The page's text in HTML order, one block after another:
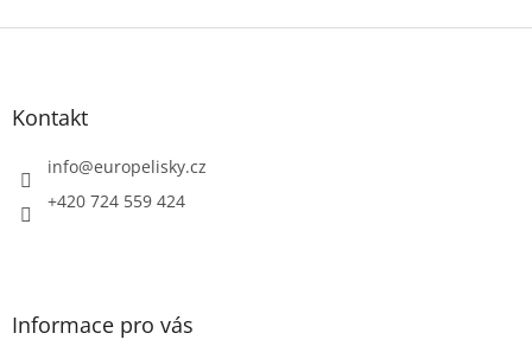
Z
Kontakt
info@europelisky.cz
+420 724 559 424
Informace pro vás